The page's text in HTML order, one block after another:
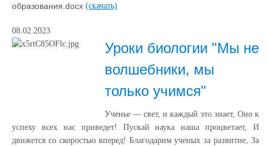
образования.docx (скачать)
08.02.2023
Уроки биологии "Мы не
волшебники, мы
только учимся"
Ученье — свет, и каждый это знает, Оно к
успеху всех нас приведет! Пускай наука наша процветает, И
движется со скоростью вперед! Благодарим ученых за развитие, За